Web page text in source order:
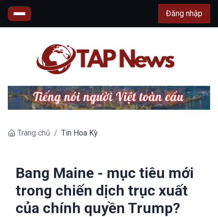
Đăng nhập
Trang chủ / Tin Hoa Kỳ
Bang Maine - mục tiêu mới
trong chiến dịch trục xuất
của chính quyền Trump?